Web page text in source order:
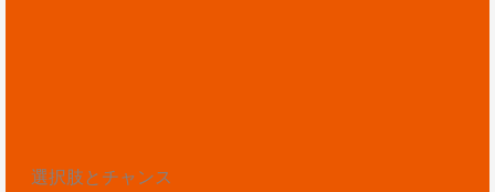
選択肢とチャンス